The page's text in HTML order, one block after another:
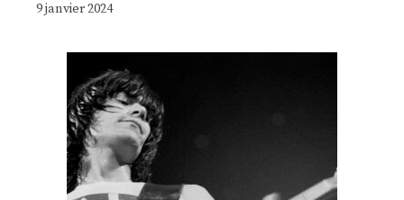
9 janvier 2024